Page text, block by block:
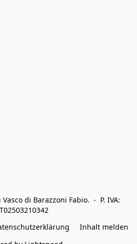
di Barazzoni Fabio.  -  P. IVA:
Inhalt melden